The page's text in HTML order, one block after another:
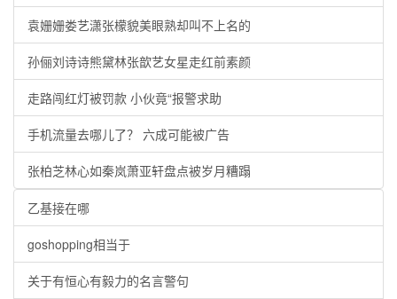
袁姗姗娄艺潇张檬貌美眼熟却叫不上名的
孙俪刘诗诗熊黛林张歆艺女星走红前素颜
走路闯红灯被罚款 小伙竟“报警求助
手机流量去哪儿了？ 六成可能被广告
张柏芝林心如秦岚萧亚轩盘点被岁月糟蹋
乙基接在哪
goshopping相当于
关于有恒心有毅力的名言警句